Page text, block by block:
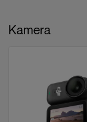
Kamera